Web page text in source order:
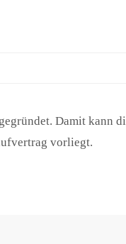
Damit
vorliegt.